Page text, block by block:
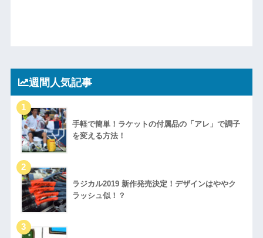
週間人気記事
手軽で簡単！ラケットの付属品の「アレ」で調子
を変える方法！
ラジカル2019 新作発売決定！デザインはややク
ラッシュ似！？